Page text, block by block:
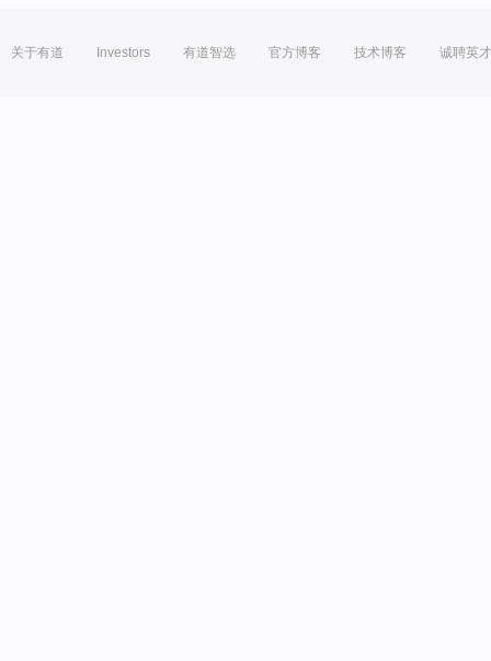
关于有道 Investors 有道智选 官方博客 技术博客 诚聘英才